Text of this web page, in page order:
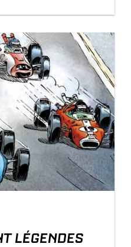
LÉGENDES